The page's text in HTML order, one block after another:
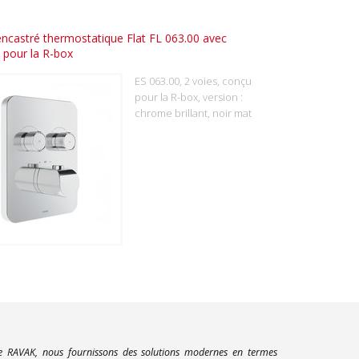
thermostatique Flat FL 063.00 avec
pour la R-box
ES 063.00, 2 voies, conçu
pour la R-box, version :
chrome brillant, noir mat
nous fournissons des solutions modernes en termes